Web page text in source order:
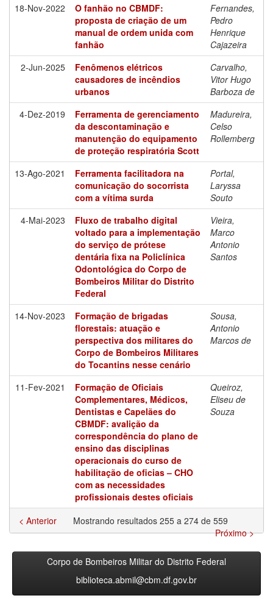
18-Nov-2022
O fanhão no CBMDF:
proposta de criação de um
manual de ordem unida com
fanhão
Fernandes,
Pedro
Henrique
Cajazeira
2-Jun-2025
Fenômenos elétricos
causadores de incêndios
urbanos
Carvalho,
Vitor Hugo
Barboza de
4-Dez-2019
Ferramenta de gerenciamento
da descontaminação e
manutenção do equipamento
de proteção respiratória Scott
Madureira,
Celso
Rollemberg
13-Ago-2021
Ferramenta facilitadora na
comunicação do socorrista
com a vítima surda
Portal,
Laryssa
Souto
4-Mai-2023
Fluxo de trabalho digital
voltado para a implementação
do serviço de prótese
dentária fixa na Policlínica
Odontológica do Corpo de
Bombeiros Militar do Distrito
Federal
Vieira,
Marco
Antonio
Santos
14-Nov-2023
Formação de brigadas
florestais: atuação e
perspectiva dos militares do
Corpo de Bombeiros Militares
do Tocantins nesse cenário
Sousa,
Antonio
Marcos de
11-Fev-2021
Formação de Oficiais
Complementares, Médicos,
Dentistas e Capelães do
CBMDF: avalição da
correspondência do plano de
ensino das disciplinas
operacionais do curso de
habilitação de oficias – CHO
com as necessidades
profissionais destes oficiais
Queiroz,
Eliseu de
Souza
Mostrando resultados 255 a 274 de 559
< Anterior
Próximo >
Corpo de Bombeiros Militar do Distrito Federal
biblioteca.abmil@cbm.df.gov.br